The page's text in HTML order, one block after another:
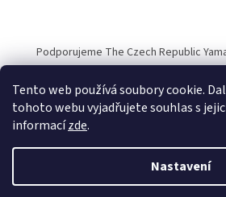
Tento web používá soubory cookie.
tohoto webu vyjadřujete souhlas s
informacízde.
Nastavení
Podporujeme The Czech Republic